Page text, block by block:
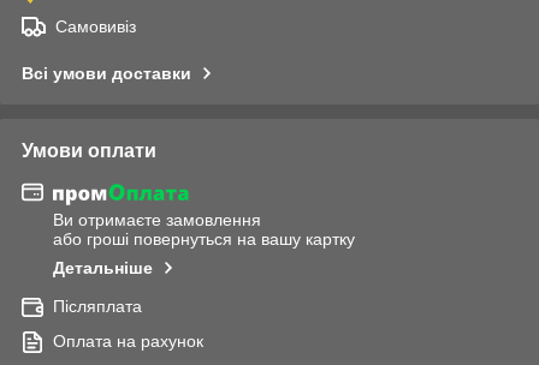
Самовивіз
Всі умови доставки
Умови оплати
Ви отримаєте замовлення
або гроші повернуться на вашу картку
Детальніше
Післяплата
Оплата на рахунок